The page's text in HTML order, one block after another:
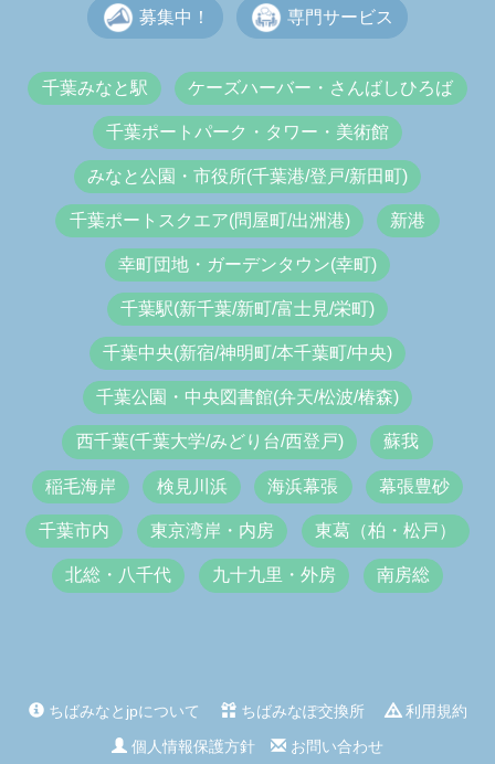
募集中！ 専門サービス
千葉みなと駅 ケーズハーバー・さんばしひろば
千葉ポートパーク・タワー・美術館
みなと公園・市役所(千葉港/登戸/新田町)
千葉ポートスクエア(問屋町/出洲港) 新港
幸町団地・ガーデンタウン(幸町)
千葉駅(新千葉/新町/富士見/栄町)
千葉中央(新宿/神明町/本千葉町/中央)
千葉公園・中央図書館(弁天/松波/椿森)
西千葉(千葉大学/みどり台/西登戸) 蘇我
稲毛海岸 検見川浜 海浜幕張 幕張豊砂
千葉市内 東京湾岸・内房 東葛（柏・松戸）
北総・八千代 九十九里・外房 南房総
ちばみなとjpについて ちばみなぽ交換所
利用規約
個人情報保護方針
お問い合わせ